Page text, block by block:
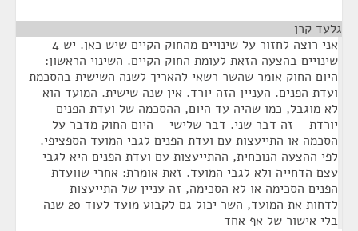
גלעד קרן
אני רוצה לחזור על שינויים מהחוק הקיים שיש כאן. יש 4
שינויים בהצעה הזאת לעומת החוק הקיים. השינוי הראשון:
היום החוק אומר שהשר רשאי להאריך לשנה השישית בהסכמת
ועדת הפנים. העניין הזה יורד. אין שנה שישית. המועד הוא
לא מוגבל, כמו שהיה עד היום, ההסכמה של ועדת הפנים
יורדת – זה דבר שני. דבר שלישי – היום החוק מדבר על
הסכמה או התייעצות עם ועדת הפנים לגבי המועד הספציפי.
לפי ההצעה הנוכחית, ההתייעצות עם ועדת הפנים היא לגבי
עצם הדחייה ולא לגבי המועד. זאת אומרת: אחרי שוועדת
הפנים הסכימה או לא הסכימה, זה עניין של התייעצות –
לדחות את המועד, השר יכול גם לקבוע מועד לעוד 20 שנה
בלי אישור של אף אחד --